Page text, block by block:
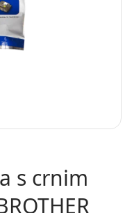
s crnim